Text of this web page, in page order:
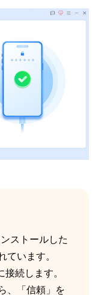
ストールした
います。
続します。
、「信頼」を